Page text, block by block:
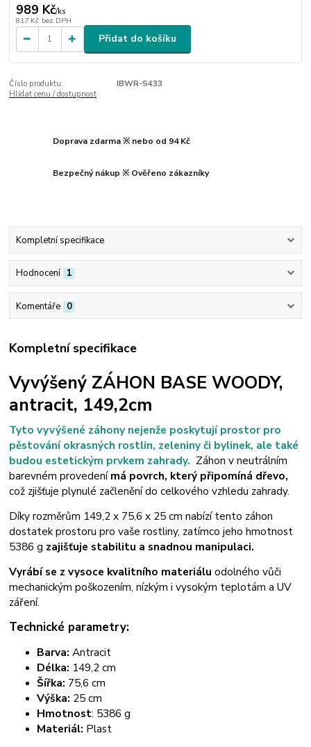
989 Kč/ks
817 Kč bez DPH
Přidat do košíku
Číslo produktu:
IBWR-S433
Hlídat cenu / dostupnost
Doprava zdarma ※ nebo od 94 Kč
Bezpečný nákup ※ Ověřeno zákazníky
Kompletní specifikace
Hodnocení 1
Komentáře 0
Kompletní specifikace
Vyvýšený ZÁHON BASE WOODY,
antracit, 149,2cm
Tyto vyvýšené záhony nejenže poskytují prostor pro
pěstování okrasných rostlin, zeleniny či bylinek, ale také
budou estetickým prvkem zahrady. Záhon v neutrálním
barevném provedenímá povrch, který připomíná dřevo,
což zjišťuje plynulé začlenění do celkového vzhledu zahrady.
Díky rozměrům 149,2 x 75,6 x 25 cm nabízí tento záhon
dostatek prostoru pro vaše rostliny, zatímco jeho hmotnost
5386 g zajišťuje stabilitu a snadnou manipulaci.
Vyrábí se z vysoce kvalitního materiáluodolného vůči
mechanickým poškozením, nízkým i vysokým teplotám a UV
záření.
Technické parametry:
Barva: Antracit
Délka: 149,2 cm
Šířka: 75,6 cm
Výška: 25 cm
Hmotnost: 5386 g
Materiál: Plast